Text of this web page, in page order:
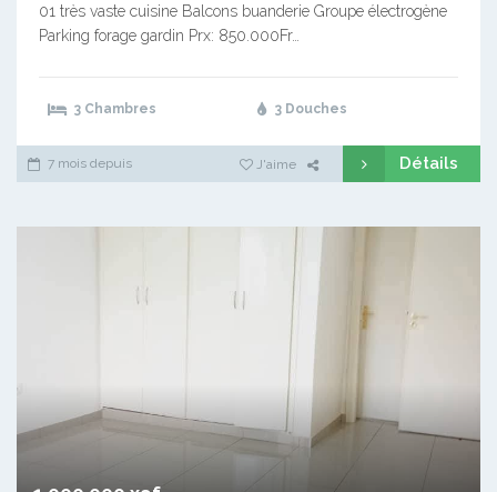
01 très vaste cuisine Balcons buanderie Groupe électrogène
Parking forage gardin Prx: 850.000Fr…
3 Chambres 3 Douches
7 mois depuis J'aime Détails